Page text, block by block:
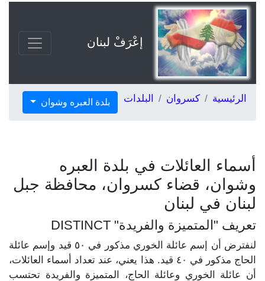
إعْرَفْ لبنان
الرئيسية كسروان البلدات بلدة العبره وشوان
أسماء العائلات في بلدة العبره
وشوان، قضاء كسروان، محافظة جبل
لبنان في لبنان
تعريف "المتميزة والفريدة" DISTINCT
لنفترض أن إسم عائلة الخوري مذكور في ٥٠ قيد وإسم عائلة
الحاج مذكور في ٤٠ قيد. هذا يعني، عند تعداد أسماء العائلات،
أن عائلة الخوري وعائلة الحاج، المتميزة والفريدة تحتسب